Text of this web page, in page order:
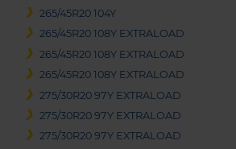
265/45R20 104Y
265/45R20 108Y EXTRALOAD
265/45R20 108Y EXTRALOAD
265/45R20 108Y EXTRALOAD
275/30R20 97Y EXTRALOAD
275/30R20 97Y EXTRALOAD
275/30R20 97Y EXTRALOAD